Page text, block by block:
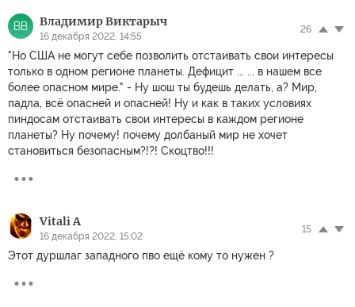
ВВ Владимир Виктарыч
16 декабря 2022, 14:55
26
"Но США не могут себе позволить отстаивать свои интересы
только в одном регионе планеты. Дефицит ... ... в нашем все
более опасном мире." - Ну шош ты будешь делать, а? Мир,
падла, всё опасней и опасней! Ну и как в таких условиях
пиндосам отстаивать свои интересы в каждом регионе
планеты? Ну почему! почему долбаный мир не хочет
становиться безопасным?!?! Скоцтво!!!
Vitali A
16 декабря 2022, 15:02
15
Этот дуршлаг западного пво ещё кому то нужен ?